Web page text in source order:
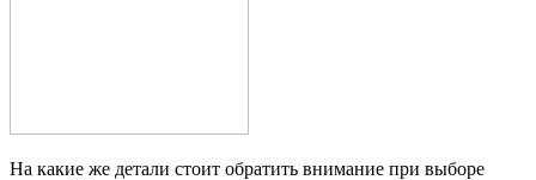
На какие же детали стоит обратить внимание при выборе